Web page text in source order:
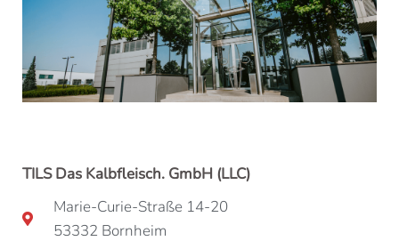
TILS Das Kalbfleisch. GmbH (LLC)
Marie-Curie-Straße 14-20
53332 Bornheim